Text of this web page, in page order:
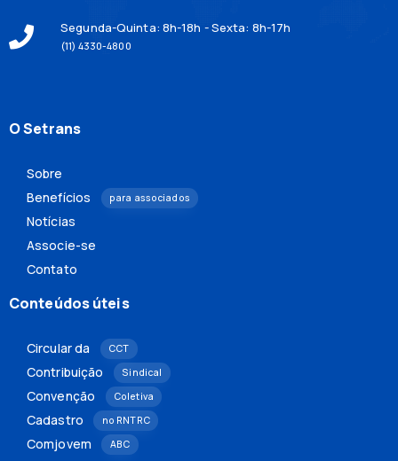
Segunda-Quinta: 8h-18h - Sexta: 8h-17h
(11) 4330-4800
O Setrans
Sobre
Benefícios
para associados
Notícias
Associe-se
Contato
Conteúdos úteis
Circular da CCT
Contribuição Sindical
Convenção Coletiva
Cadastro no RNTRC
Comjovem ABC